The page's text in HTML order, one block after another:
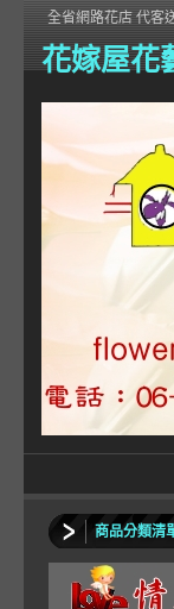
花嫁屋花
全省網路花店 代客
商品分類清